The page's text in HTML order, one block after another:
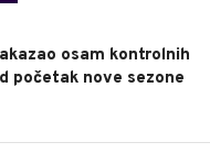
osam kontrolnih
početak nove sezone